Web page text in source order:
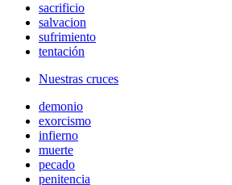
sacrificio
salvacion
sufrimiento
tentación
Nuestras cruces
demonio
exorcismo
infierno
muerte
pecado
penitencia